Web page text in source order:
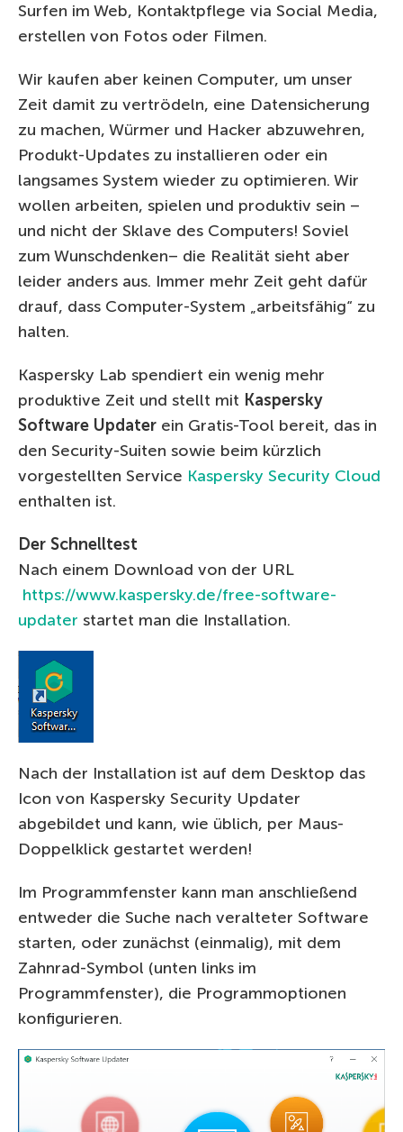
Surfen im Web, Kontaktpflege via Social Media,
erstellen von Fotos oder Filmen.
Wir kaufen aber keinen Computer, um unser
Zeit damit zu vertrödeln, eine Datensicherung
zu machen, Würmer und Hacker abzuwehren,
Produkt-Updates zu installieren oder ein
langsames System wieder zu optimieren. Wir
wollen arbeiten, spielen und produktiv sein –
und nicht der Sklave des Computers! Soviel
zum Wunschdenken– die Realität sieht aber
leider anders aus. Immer mehr Zeit geht dafür
drauf, dass Computer-System „arbeitsfähig“ zu
halten.
Kaspersky Lab spendiert ein wenig mehr
produktive Zeit und stellt mit Kaspersky
Software Updater ein Gratis-Tool bereit, das in
den Security-Suiten sowie beim kürzlich
vorgestellten Service Kaspersky Security Cloud
enthalten ist.
Der Schnelltest
Nach einem Download von der URL
https://www.kaspersky.de/free-software-
updater startet man die Installation.
Nach der Installation ist auf dem Desktop das
Icon von Kaspersky Security Updater
abgebildet und kann, wie üblich, per Maus-
Doppelklick gestartet werden!
Im Programmfenster kann man anschließend
entweder die Suche nach veralteter Software
starten, oder zunächst (einmalig), mit dem
Zahnrad-Symbol (unten links im
Programmfenster), die Programmoptionen
konfigurieren.